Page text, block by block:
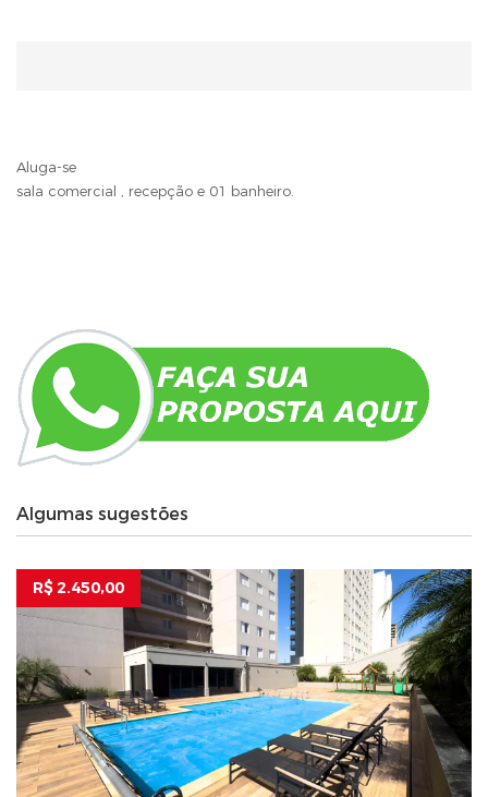
Aluga-se
sala comercial , recepção e 01 banheiro.
Algumas sugestões
R$ 2.450,00